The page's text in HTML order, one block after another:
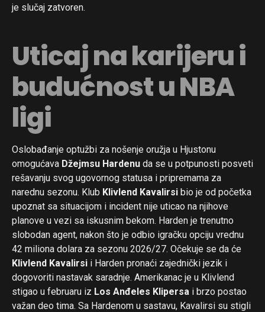
je slučaj zatvoren.
Uticaj na karijeru i
budućnost u NBA
ligi
Oslobađanje optužbi za nošenje oružja u Hjustonu
omogućava Džejmsu Hardenu da se u potpunosti posveti
rešavanju svog ugovornog statusa i pripremama za
narednu sezonu. Klub Klivlend Kavalirsi bio je od početka
upoznat sa situacijom i incident nije uticao na njihove
planove u vezi sa iskusnim bekom. Harden je trenutno
slobodan agent, nakon što je odbio igračku opciju vrednu
42 miliona dolara za sezonu 2026/27. Očekuje se da će
Klivlend Kavalirsi i Harden pronaći zajednički jezik i
dogovoriti nastavak saradnje. Amerikanac je u Klivlend
stigao u februaru iz Los Anđeles Klipersa i brzo postao
važan deo tima. Sa Hardenom u sastavu, Kavalirsi su stigli